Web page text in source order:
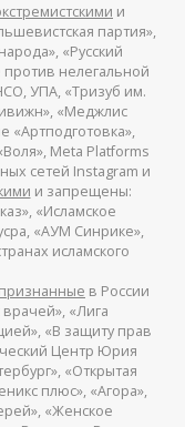
и
партия»,
«Русский
нелегальной
УПА, «Тризуб им.
«Меджлис
«Артподготовка»,
Meta Platforms
сетей Instagram и
и запрещены:
«Исламское
«АУМ Синрике»,
исламского
признанные в России
«Лига
«В защиту прав
Центр Юрия
«Открытая
плюс», «Агора»,
«Женское